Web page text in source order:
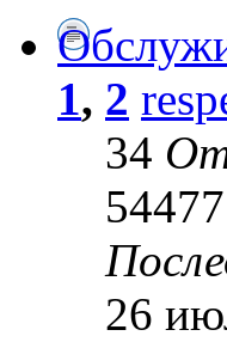
1, 2
34
54477
26